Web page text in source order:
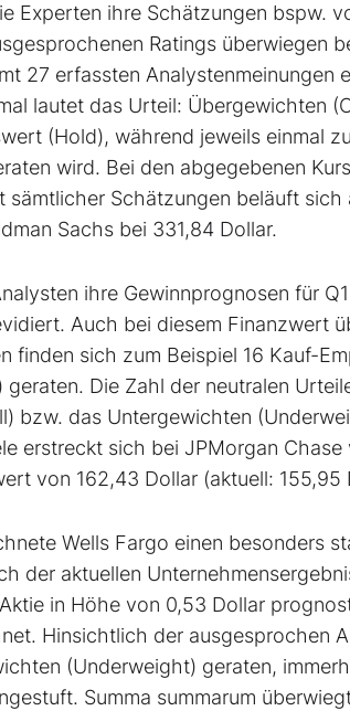
Experten ihre Schätzungen bspw.
Ratings überwiegen
27 erfassten Analystenmeinungen
lautet das Urteil: Übergewichten
(Hold), während jeweils einmal
wird. Bei den abgegebenen
Schätzungen beläuft sich
Sachs bei 331,84 Dollar.
ihre Gewinnprognosen für
Auch bei diesem Finanzwert
finden sich zum Beispiel 16 Kauf-
Die Zahl der neutralen
bzw. das Untergewichten
erstreckt sich bei JPMorgan
von 162,43 Dollar (aktuell: 155,95
Wells Fargo einen besonders
der aktuellen
in Höhe von 0,53 Dollar
Hinsichtlich der ausgesprochen
(Underweight) geraten,
Summa summarum